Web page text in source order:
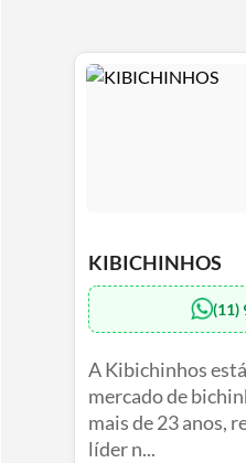
KIBICHINHOS
(11)
A Kibichinhos
mercado de
mais de 23 anos,
líder n...